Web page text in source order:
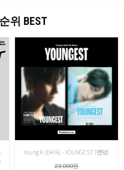
위 BEST
Young K (DAY6) - YOUNGEST (랜덤)
23,000원